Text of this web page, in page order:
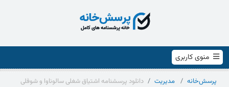
منوی کاربری
پرسش‌خانه مدیریت دانلود پرسشنامه اشتیاق شغلی سالوناوا و شوفلی